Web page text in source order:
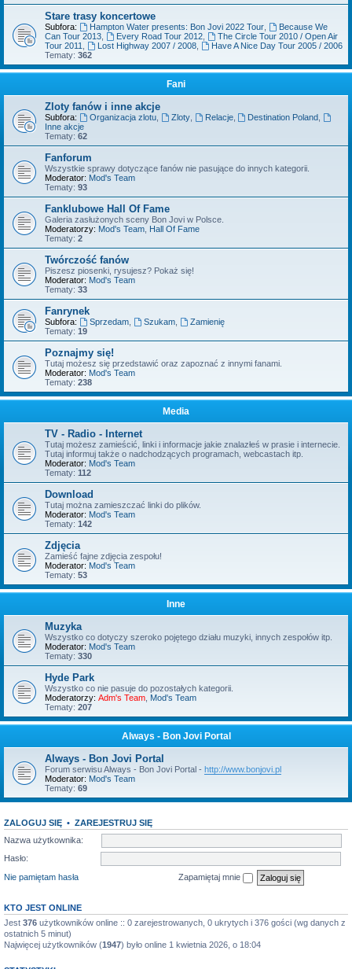
Stare trasy koncertowe
Subfora: Hampton Water presents: Bon Jovi 2022 Tour,
Because We
Can Tour 2013
Every Road Tour 2012,
The Circle Tour 2010 / Open Air
Tour 2011
Lost Highway 2007 / 2008,
Have A Nice Day Tour 2005 / 2006
Tematy: 362
Fani
Zloty fanów i inne akcje
Subfora: Organizacja zlotu, Zloty, Relacje, Destination Poland
Inne akcje
Tematy: 62
Fanforum
Wszystkie sprawy dotyczące fanów nie pasujące do innych kategorii.
Moderator: Mod's Team
Tematy: 93
Fanklubowe Hall Of Fame
Galeria zasłużonych sceny Bon Jovi w Polsce.
Moderatorzy: Mod's Team Hall Of Fame
Tematy: 2
Twórczość fanów
Piszesz piosenki, rysujesz? Pokaż się!
Moderator: Mod's Team
Tematy: 33
Fanrynek
Subfora: Sprzedam, Szukam,
Zamienię
Tematy: 19
Poznajmy się!
Tutaj możesz się przedstawić oraz zapoznać z innymi fanami.
Moderator: Mod's Team
Tematy: 238
Media
TV - Radio - Internet
Tutaj możesz zamieścić, linki i informacje jakie znalazłeś w prasie i internecie.
Tutaj informuj także o nadchodzących programach, webcastach itp.
Moderator: Mod's Team
Tematy: 112
Download
Tutaj można zamieszczać linki do plików.
Moderator: Mod's Team
Tematy: 142
Zdjęcia
Zamieść fajne zdjęcia zespołu!
Moderator: Mod's Team
Tematy: 53
Inne
Muzyka
Wszystko co dotyczy szeroko pojętego działu muzyki, innych zespołów itp.
Moderator: Mod's Team
Tematy: 330
Hyde Park
Wszystko co nie pasuje do pozostałych kategorii.
Moderatorzy: Adm's Team Mod's Team
Tematy: 207
Always - Bon Jovi Portal
Always - Bon Jovi Portal
Forum serwisu Always - Bon Jovi Portal - http://www.bonjovi.pl
Moderator: Mod's Team
Tematy: 69
ZALOGUJ SIĘ • ZAREJESTRUJ SIĘ
Nazwa użytkownika:
Hasło:
Nie pamiętam hasła
Zapamiętaj mnie
KTO JEST ONLINE
Jest 376 użytkowników online :: 0 zarejestrowanych, 0 ukrytych i 376 gości (wg danych z
ostatnich 5 minut)
Najwięcej użytkowników (1947) było online 1 kwietnia 2026, o 18:04